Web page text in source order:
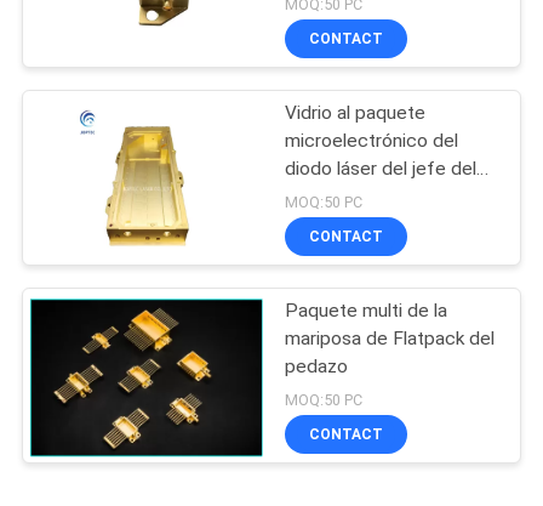
PRIVACY
POLICY
MOQ:50 PC
CONTACT
Vidrio al paquete
microelectrónico del
diodo láser del jefe del
metal
MOQ:50 PC
CONTACT
Paquete multi de la
mariposa de Flatpack del
pedazo
MOQ:50 PC
CONTACT